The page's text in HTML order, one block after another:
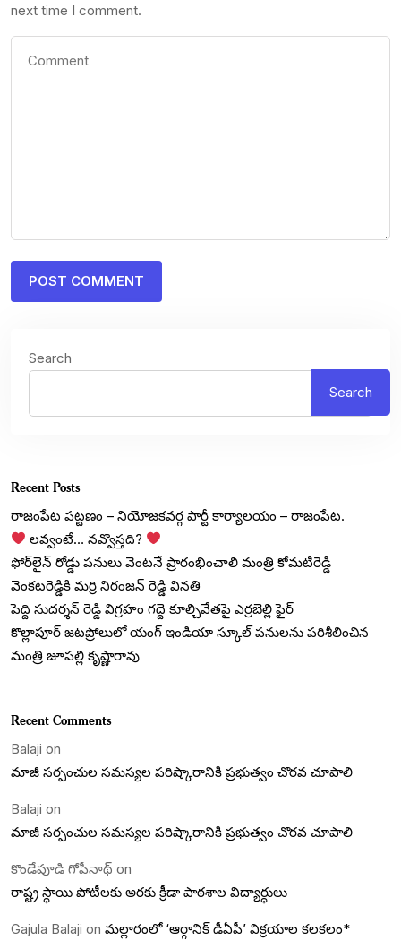
next time I comment.
Search
Search
Recent Posts
రాజంపేట పట్టణం – నియోజకవర్గ పార్టీ కార్యాలయం – రాజంపేట.
లవ్వంటే… నవ్వొస్తది?
ఫోర్‌లైన్ రోడ్డు పనులు వెంటనే ప్రారంభించాలి మంత్రి కోమటిరెడ్డి
వెంకటరెడ్డికి మర్రి నిరంజన్ రెడ్డి వినతి
పెద్ది సుదర్శన్ రెడ్డి విగ్రహం గద్దె కూల్చివేతపై ఎర్రబెల్లి ఫైర్
కొల్లాపూర్ జటప్రోలులో యంగ్‌ ఇండియా స్కూల్‌ పనులను పరిశీలించిన
మంత్రి జూపల్లి కృష్ణారావు
Recent Comments
Balaji on
మాజీ సర్పంచుల సమస్యల పరిష్కారానికి ప్రభుత్వం చొరవ చూపాలి
Balaji on
మాజీ సర్పంచుల సమస్యల పరిష్కారానికి ప్రభుత్వం చొరవ చూపాలి
కొండేపూడి గోపీనాథ్ on
రాష్ట్ర స్ధాయి పోటీలకు అరకు క్రీడా పాఠశాల విద్యార్ధులు
Gajula Balaji on మల్లారంలో ‘ఆర్గానిక్ డీఏపీ’ విక్రయాల కలకలం*